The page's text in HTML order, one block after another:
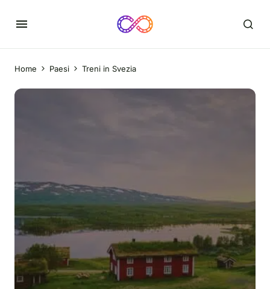
Home Paesi Treni in Svezia